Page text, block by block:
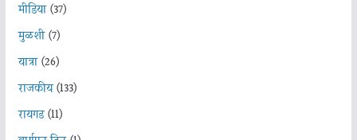
मीडिया(37)
मुळशी(7)
यात्रा(26)
राजकीय(133)
रायगड(11)